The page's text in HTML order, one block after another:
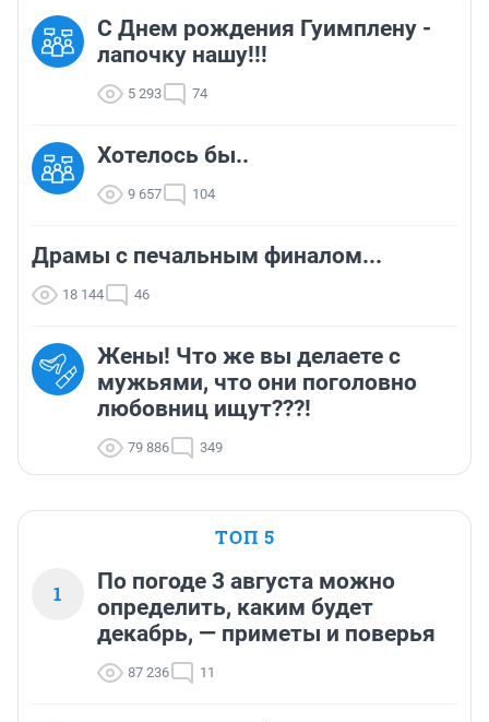
С Днем рождения Гуимплену -
лапочку нашу!!!
5 293 74
Хотелось бы..
9 657 104
Драмы с печальным финалом...
18 144 46
Жены! Что же вы делаете с
мужьями, что они поголовно
любовниц ищут???!
79 886 349
ТОП 5
1
По погоде 3 августа можно
определить, каким будет
декабрь, — приметы и поверья
87 236 11